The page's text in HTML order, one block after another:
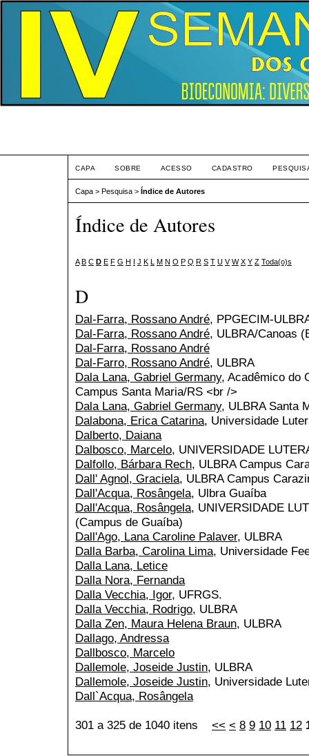
CAPA SOBRE ACESSO CADASTRO
Capa > Pesquisa > Índice de Autores
Índice de Autores
A B C D E F G H I J K L M N O P Q R S T U V W X Y Z Toda(o)s
D
Dal-Farra, Rossano André, PPGECIM-
Dal-Farra, Rossano André, ULBRA/Canoas
Dal-Farra, Rossano André
Dal-Farro, Rossano André, ULBRA
Dala Lana, Gabriel Germany, Acadêmico do
Campus Santa Maria/RS <br />
Dala Lana, Gabriel Germany, ULBRA Santa
Dalabona, Erica Catarina, Universidade
Dalberto, Daiana
Dalbosco, Marcelo, UNIVERSIDADE
Dalfollo, Bárbara Rech, ULBRA Campus
Dall' Agnol, Graciela, ULBRA Campus
Dall'Acqua, Rosângela, Ulbra Guaíba
Dall'Acqua, Rosângela, UNIVERSIDADE
(Campus de Guaíba)
Dall'Ago, Lana Caroline Palaver, ULBRA
Dalla Barba, Carolina Lima, Universidade
Dalla Lana, Letice
Dalla Nora, Fernanda
Dalla Vecchia, Igor, UFRGS.
Dalla Vecchia, Rodrigo, ULBRA
Dalla Zen, Maura Helena Braun, ULBRA
Dallago, Andressa
Dallbosco, Marcelo
Dallemole, Joseide Justin, ULBRA
Dallemole, Joseide Justin, Universidade
Dall`Acqua, Rosângela
301 a 325 de 1040 itens << < 8 9 10 11 12